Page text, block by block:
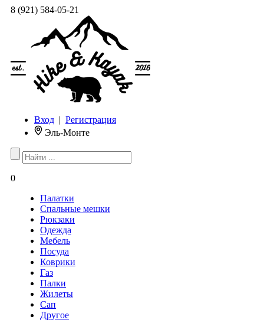
8 (921) 584-05-21
Вход | Регистрация
Эль-Монте
0
Палатки
Спальные мешки
Рюкзаки
Одежда
Мебель
Посуда
Коврики
Газ
Палки
Жилеты
Сап
Другое